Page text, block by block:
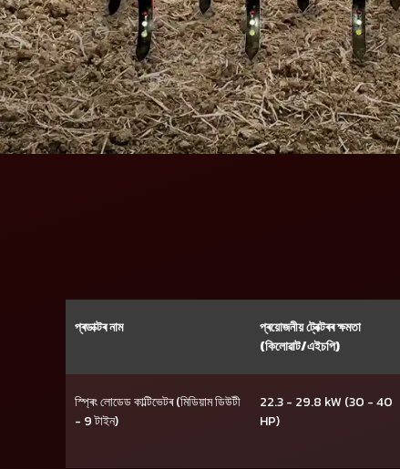
প্ৰডাক্টৰ নাম
প্ৰয়োজনীয় ট্ৰেক্টৰৰ ক্ষমতা
(কিলোৱাট/এইচপি)
স্প্ৰিং লোডেড কাল্টিভেটৰ (মিডিয়াম ডিউটী
- 9 টাইন)
22.3 - 29.8 kW (30 - 40
HP)